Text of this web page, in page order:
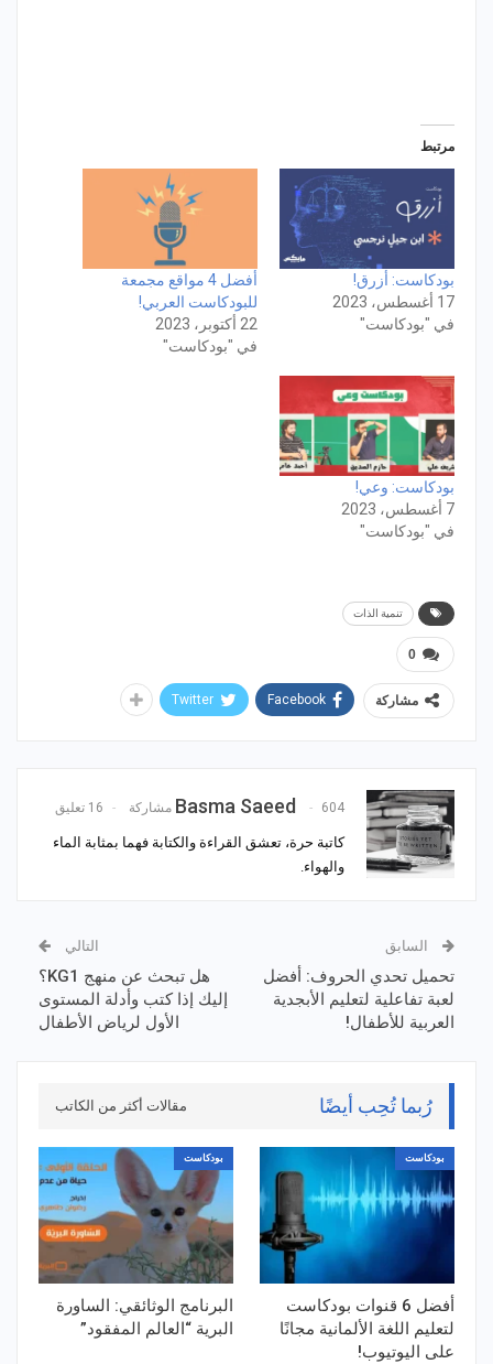
مرتبط
بودكاست: أزرق!
17 أغسطس، 2023
في "بودكاست"
أفضل 4 مواقع مجمعة
للبودكاست العربي!
22 أكتوبر، 2023
في "بودكاست"
بودكاست: وعي!
7 أغسطس، 2023
في "بودكاست"
تنمية الذات
0
مشاركة Facebook
Twitter
Basma Saeed 604 مشاركة 16 تعليق
كاتبة حرة، تعشق القراءة والكتابة فهما بمثابة الماء
والهواء.
السابق
تحميل تحدي الحروف: أفضل
لعبة تفاعلية لتعليم الأبجدية
العربية للأطفال!
التالي
هل تبحث عن منهج KG1؟
إليك إذا كتب وأدلة المستوى
الأول لرياض الأطفال
رُبما تُحِب أيضًا مقالات أكثر من الكاتب
بودكاست
أفضل 6 قنوات بودكاست
لتعليم اللغة الألمانية مجانًا
على اليوتيوب!
بودكاست
البرنامج الوثائقي: الساورة
البرية “العالم المفقود”